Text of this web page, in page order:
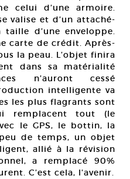
celui d’une armoire.
valise et d’un attaché-
d’une enveloppe.
carte de crédit. Après-
la peau. L’objet finira
dans sa matérialité
n’auront cessé
intelligente va
les plus flagrants sont
remplacent tout (le
le GPS, le bottin, la
de temps, un objet
allié à la révision
a remplacé 90%
C’est cela, l’avenir.